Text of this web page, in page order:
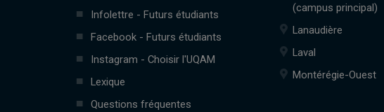
Infolettre - Futurs étudiants
Facebook - Futurs étudiants
Instagram - Choisir l'UQAM
Lexique
Questions fréquentes
(campus principal)
Lanaudière
Laval
Montérégie-Ouest